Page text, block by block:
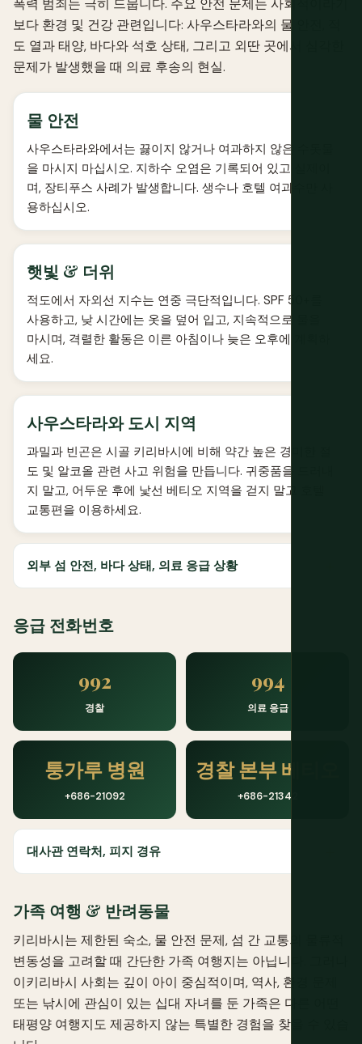
폭력 범죄는 극히 드뭅니다. 주요 안전 문제는 사회적이라기
보다 환경 및 건강 관련입니다: 사우스타라와의 물 안전, 적
도 열과 태양, 바다와 석호 상태, 그리고 외딴 곳에서 심각한
문제가 발생했을 때 의료 후송의 현실.
물 안전
사우스타라와에서는 끓이지 않거나 여과하지 않은 수돗물
을 마시지 마십시오. 지하수 오염은 기록되어 있고 실제이
며, 장티푸스 사례가 발생합니다. 생수나 호텔 여과수만 사
용하십시오.
햇빛 & 더위
적도에서 자외선 지수는 연중 극단적입니다. SPF 50+를
사용하고, 낮 시간에는 옷을 덮어 입고, 지속적으로 물을
마시며, 격렬한 활동은 이른 아침이나 늦은 오후에 계획하
세요.
사우스타라와 도시 지역
과밀과 빈곤은 시골 키리바시에 비해 약간 높은 경미한 절
도 및 알코올 관련 사고 위험을 만듭니다. 귀중품을 드러내
지 말고, 어두운 후에 낯선 베티오 지역을 걷지 말고 호텔
교통편을 이용하세요.
외부 섬 안전, 바다 상태, 의료 응급 상황
응급 전화번호
992
경찰
994
의료 응급
퉁가루 병원
+686-21092
경찰 본부 베티오
+686-21342
대사관 연락처, 피지 경유
가족 여행 & 반려동물
키리바시는 제한된 숙소, 물 안전 문제, 섬 간 교통의 물류적
변동성을 고려할 때 간단한 가족 여행지는 아닙니다. 그러나
이키리바시 사회는 깊이 아이 중심적이며, 역사, 환경 문제
또는 낚시에 관심이 있는 십대 자녀를 둔 가족은 다른 어떤
태평양 여행지도 제공하지 않는 특별한 경험을 찾을 수 있습